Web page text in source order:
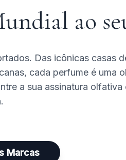
ao
Das icônicas casas
cada perfume é uma
a sua assinatura olfativa
Marcas